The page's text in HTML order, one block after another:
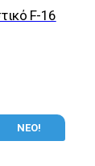
F-16
ΝΕΟ!